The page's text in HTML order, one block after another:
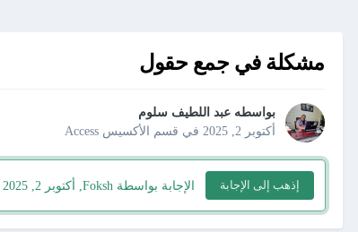
مشكلة في جمع حقول
بواسطه عبد اللطيف سلوم
أكتوبر 2, 2025
في قسم الأكسيس Access
إذهب إلى الإجابة الإجابة بواسطة Foksh, أكتوبر 2, 2025